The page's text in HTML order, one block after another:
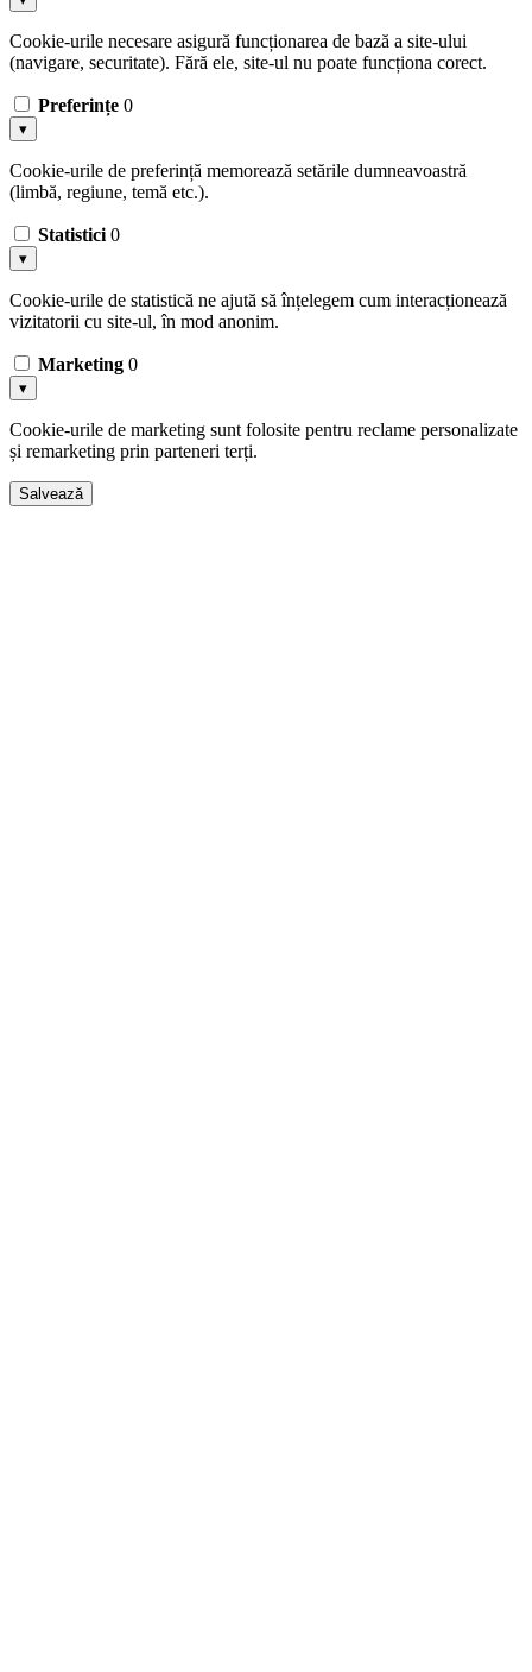
Cookie-urile necesare asigură funcționarea de bază a site-ului
(navigare, securitate). Fără ele, site-ul nu poate funcționa corect.
Preferințe 0
▾
Cookie-urile de preferință memorează setările dumneavoastră
(limbă, regiune, temă etc.).
Statistici 0
▾
Cookie-urile de statistică ne ajută să înțelegem cum interacționează
vizitatorii cu site-ul, în mod anonim.
Marketing 0
▾
Cookie-urile de marketing sunt folosite pentru reclame personalizate
și remarketing prin parteneri terți.
Salvează